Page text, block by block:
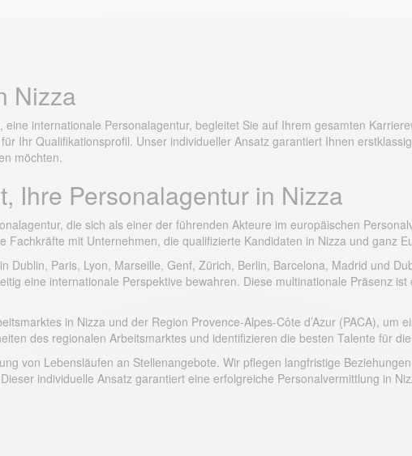
Nizza
internationale Personalagentur, begleitet Sie auf Ihrem gesamten
Ihr Qualifikationsprofil. Unser individueller Ansatz garantiert Ihnen
möchten.
Ihre Personalagentur in Nizza
die sich als einer der führenden Akteure im europäischen
mit Unternehmen, die qualifizierte Kandidaten in Nizza und ganz
Dublin, Paris, Lyon, Marseille, Genf, Zürich, Berlin, Barcelona, ​​Madrid und
eine internationale Perspektive bewahren. Diese multinationale Präsenz
in Nizza und der Region Provence-Alpes-Côte d’Azur (PACA), um
des regionalen Arbeitsmarktes und identifizieren die besten Talente für
von Lebensläufen an Stellenangebote. Wir pflegen langfristige
individuelle Ansatz garantiert eine erfolgreiche Personalvermittlung in